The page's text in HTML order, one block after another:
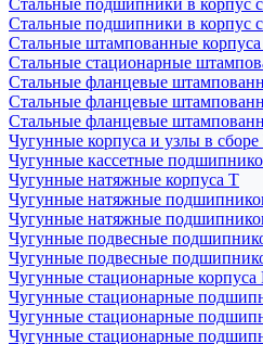
Стальные подшипники в корпус
Стальные подшипники в корпус
Стальные штампованные
Стальные стационарные
Стальные фланцевые
Стальные фланцевые
Стальные фланцевые
Чугунные корпуса и узлы в сборе
Чугунные кассетные
Чугунные натяжные корпуса T
Чугунные натяжные
Чугунные натяжные
Чугунные подвесные
Чугунные подвесные
Чугунные стационарные корпуса
Чугунные стационарные
Чугунные стационарные
Чугунные стационарные